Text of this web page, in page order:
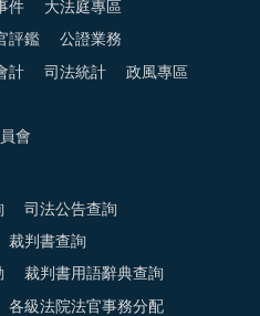
件 大法庭專區
評鑑 公證業務
計 司法統計 政風專區
會
司法公告查詢
裁判書查詢
裁判書用語辭典查詢
各級法院法官事務分配